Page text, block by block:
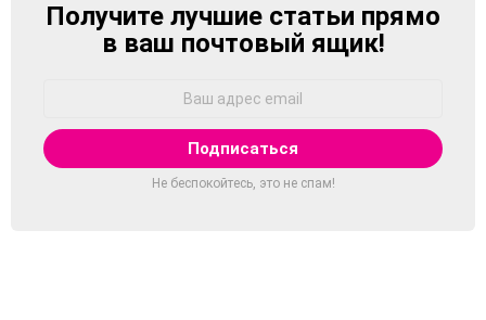
NEWSLETTER
Получите лучшие статьи прямо
в ваш почтовый ящик!
Не беспокойтесь, это не спам!